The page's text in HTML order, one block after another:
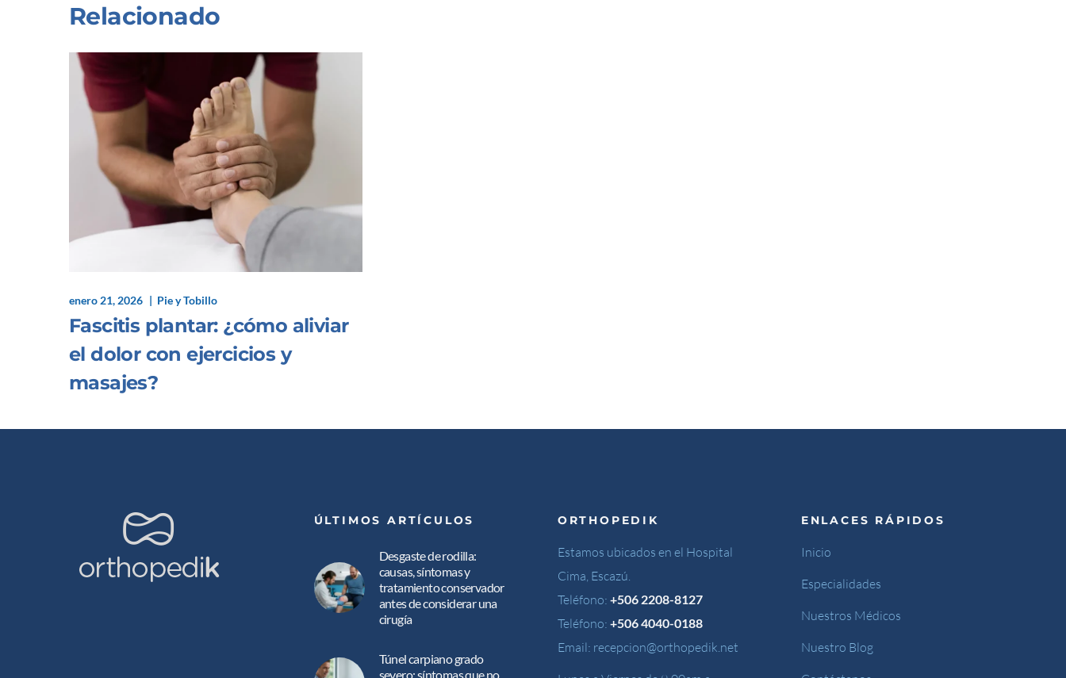
Relacionado
enero 21, 2026 Pie y Tobillo
Fascitis plantar: ¿cómo aliviar
el dolor con ejercicios y
masajes?
ÚLTIMOS ARTÍCULOS
Desgaste de rodilla:
causas, síntomas y
tratamiento conservador
antes de considerar una
cirugía
Túnel carpiano grado
severo: síntomas que no
ORTHOPEDIK
Estamos ubicados en el Hospital
Cima, Escazú.
Teléfono: +506 2208-8127
Teléfono: +506 4040-0188
Email: recepcion@orthopedik.net
ENLACES RÁPIDOS
Inicio
Especialidades
Nuestros Médicos
Nuestro Blog